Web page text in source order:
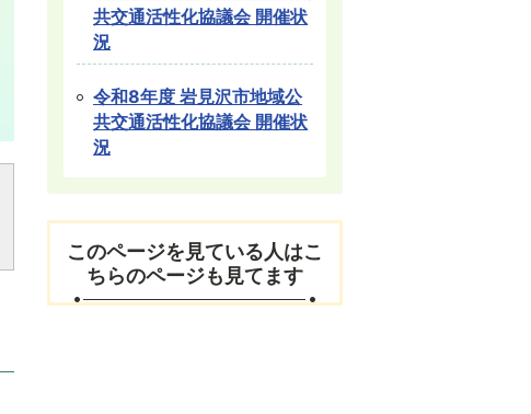
共交通活性化協議会 開催状
況
令和8年度 岩見沢市地域公
共交通活性化協議会 開催状
況
このページを見ている人はこ
ちらのページも見てます